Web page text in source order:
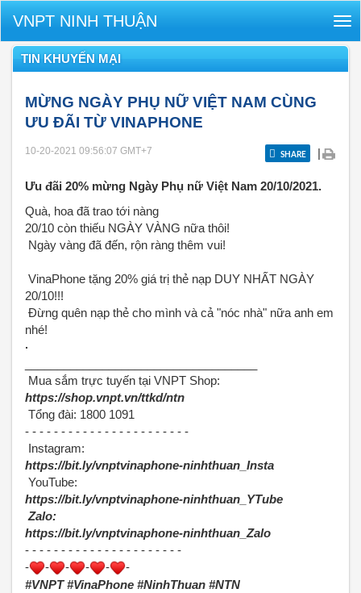
VNPT NINH THUẬN
TIN KHUYẾN MẠI
MỪNG NGÀY PHỤ NỮ VIỆT NAM CÙNG
ƯU ĐÃI TỪ VINAPHONE
10-20-2021 09:56:07 GMT+7 SHARE |
Ưu đãi 20% mừng Ngày Phụ nữ Việt Nam 20/10/2021.
Quà, hoa đã trao tới nàng
20/10 còn thiếu NGÀY VÀNG nữa thôi! ️
Ngày vàng đã đến, rộn ràng thêm vui!
VinaPhone tặng 20% giá trị thẻ nạp DUY NHẤT NGÀY
20/10!!!
Đừng quên nạp thẻ cho mình và cả "nóc nhà" nữa anh em
nhé!
Mua sắm trực tuyến tại VNPT Shop:
https://shop.vnpt.vn/ttkd/ntn
Tổng đài: 1800 1091
- - - - - - - - - - - - - - - - - - - - - - -
Instagram:
https://bit.ly/vnptvinaphone-ninhthuan_Insta
YouTube:
https://bit.ly/vnptvinaphone-ninhthuan_YTube
Zalo:
https://bit.ly/vnptvinaphone-ninhthuan_Zalo
- - - - - - - - - - - - - - - - - - - - - -
-
- - - -
-
#VNPT #VinaPhone #NinhThuan #NTN